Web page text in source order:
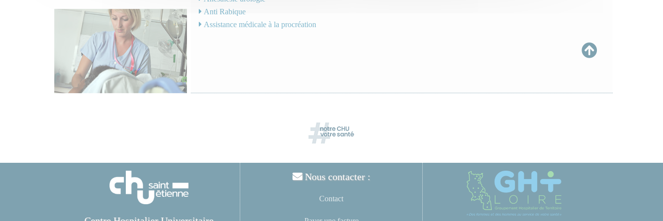
Anti Rabique
Assistance médicale à la procréation
Nous contacter :
Contact